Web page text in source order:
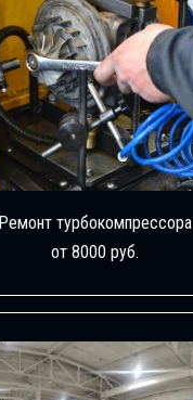
Ремонт турбокомпрессора
от 8000 руб.